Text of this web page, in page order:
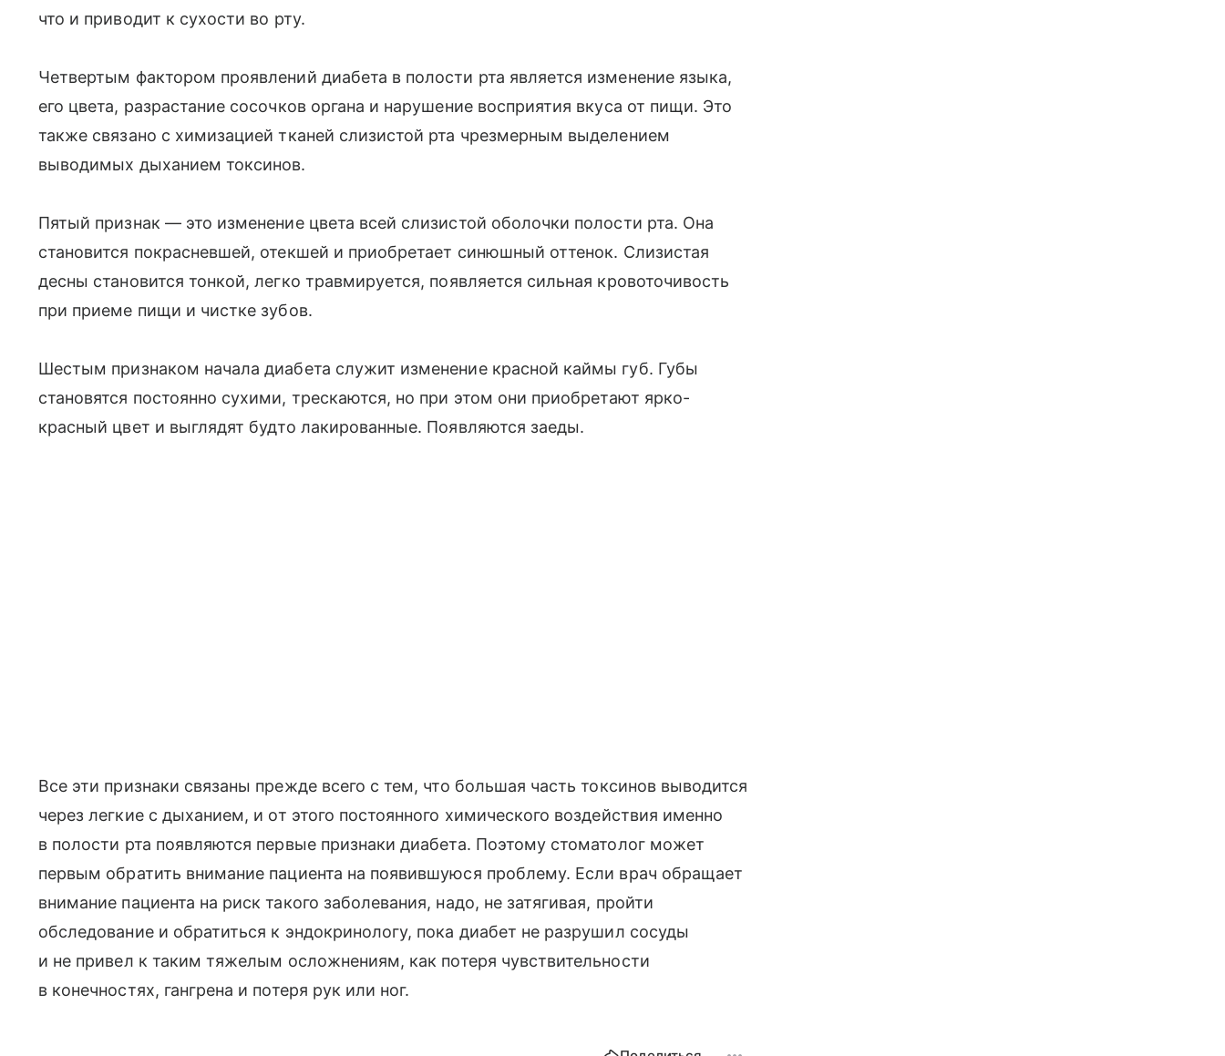
что и приводит к сухости во рту.
Четвертым фактором проявлений диабета в полости рта является изменение языка,
его цвета, разрастание сосочков органа и нарушение восприятия вкуса от пищи. Это
также связано с химизацией тканей слизистой рта чрезмерным выделением
выводимых дыханием токсинов.
Пятый признак — это изменение цвета всей слизистой оболочки полости рта. Она
становится покрасневшей, отекшей и приобретает синюшный оттенок. Слизистая
десны становится тонкой, легко травмируется, появляется сильная кровоточивость
при приеме пищи и чистке зубов.
Шестым признаком начала диабета служит изменение красной каймы губ. Губы
становятся постоянно сухими, трескаются, но при этом они приобретают ярко-
красный цвет и выглядят будто лакированные. Появляются заеды.
Все эти признаки связаны прежде всего с тем, что большая часть токсинов выводится
через легкие с дыханием, и от этого постоянного химического воздействия именно
в полости рта появляются первые признаки диабета. Поэтому стоматолог может
первым обратить внимание пациента на появившуюся проблему. Если врач обращает
внимание пациента на риск такого заболевания, надо, не затягивая, пройти
обследование и обратиться к эндокринологу, пока диабет не разрушил сосуды
и не привел к таким тяжелым осложнениям, как потеря чувствительности
в конечностях, гангрена и потеря рук или ног.